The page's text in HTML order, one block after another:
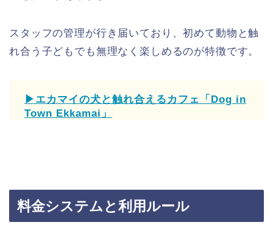
スタッフの管理が行き届いており、初めて動物と触
れ合う子どもでも無理なく楽しめるのが特徴です。
▶エカマイの犬と触れ合えるカフェ「Dog in
Town Ekkamai」
料金システムと利用ルール